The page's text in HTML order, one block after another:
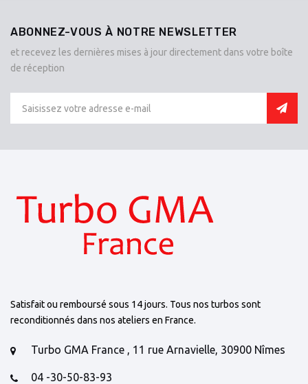
ABONNEZ-VOUS À NOTRE NEWSLETTER
et recevez les dernières mises à jour directement dans votre boîte
de réception
Satisfait ou remboursé sous 14 jours. Tous nos turbos sont
reconditionnés dans nos ateliers en France.
Turbo GMA France , 11 rue Arnavielle, 30900 Nîmes
04 -30-50-83-93